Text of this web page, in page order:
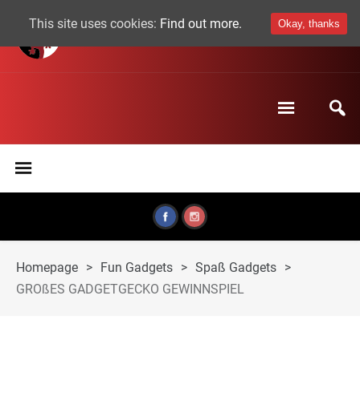
Homepage > Fun Gadgets > Spaß Gadgets >
GROßES GADGETGECKO GEWINNSPIEL
This site uses cookies: Find out more. Okay, thanks